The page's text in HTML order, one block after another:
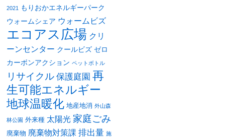
2021
もりおかエネルギーパーク
ウォームシェア ウォームビズ
エコアス広場 クリ
ーンセンター クールビズ ゼロ
カーボンアクション ペットボトル
リサイクル 保護庭園 再
生可能エネルギー
地球温暖化 地産地消 外山森
林公園 外来種 太陽光 家庭ごみ
廃棄物 廃棄物対策課 排出量 施